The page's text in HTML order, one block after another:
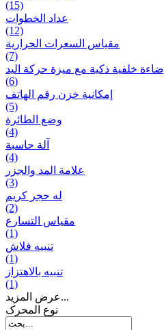
(15)
عداد الخطوات
(12)
مقیاس السعرات الحرارية
(7)
إضاءة خلفية ذكية مع ميزة حرکة اليد
(6)
إمكانية خزن رقم الهاتف
(5)
وضع الطائرة
(4)
آلة حاسبة
(4)
علامة المد والجزر
(3)
له حجر كريم
(2)
مقياس التسارع
(1)
تنبيه فلاش
(1)
تنبيه بالاهتزاز
(1)
عرض المزيد...
نوع المحرک